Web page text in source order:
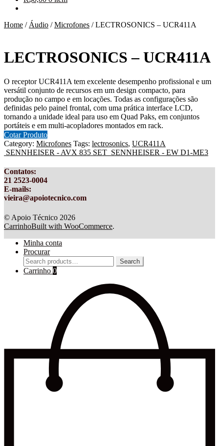
Home / Áudio /Microfones /LECTROSONICS – UCR411A
LECTROSONICS – UCR411A
O receptor UCR411A tem excelente desempenho profissional e um
versátil conjunto de recursos em um design compacto, para
produção no campo e em locações. Todas as configurações são
definidas pelo painel frontal, com uma prática interface LCD,
tornando a unidade ideal para uso em Quad Paks, em conjuntos
portáteis e em multi-acopladores montados em rack.
Cotar Produto
Category: Microfones Tags: lectrosonics, UCR411A
SENNHEISER - AVX 835 SET SENNHEISER - EW D1-ME3
Contatos:
21 2523-0004
E-mails:
vieira@apoiotecnico.com
© Apoio Técnico 2026
CarrinhoBuilt with WooCommerce.
Minha conta
Procurar
Search
for:
Search
Carrinho 0